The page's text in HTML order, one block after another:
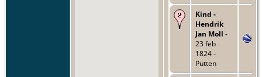
Kind -
Hendrik
Jan Moll -
23 feb
1824 -
Putten